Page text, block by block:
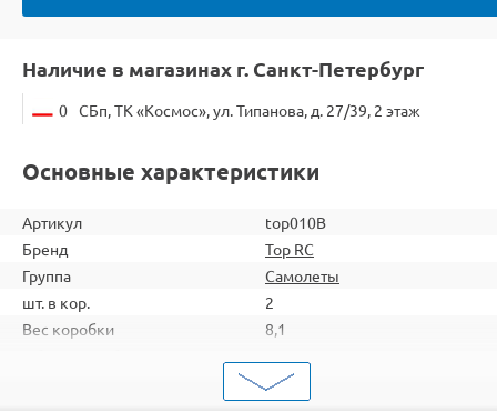
Наличие в магазинах г. Санкт-Петербург
0 СБп, ТК «Космос», ул. Типанова, д. 27/39, 2 этаж
Основные характеристики
Артикул
top010B
Бренд
Top RC
Группа
Самолеты
шт. в кор.
2
Вес коробки
8,1
2000000054742